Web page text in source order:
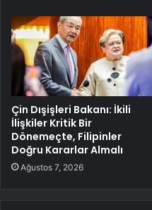
Çin Dışişleri Bakanı: İkili
İlişkiler Kritik Bir
Dönemeçte, Filipinler
Doğru Kararlar Almalı
Ağustos 7, 2026